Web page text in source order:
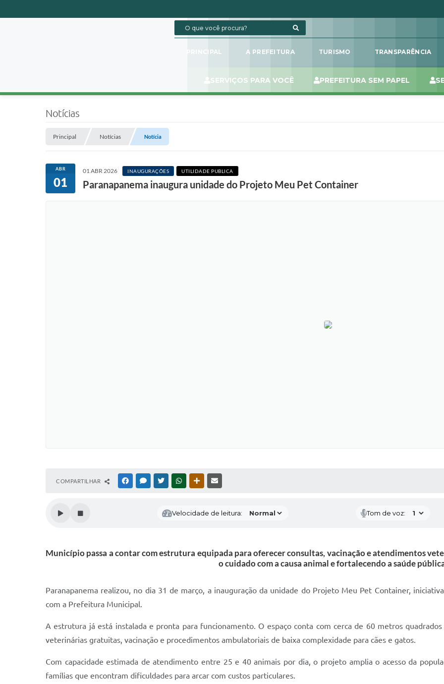
PRINCIPAL A PREFEITURA TURISMO TRANSPARÊNCIA
SERVIÇOS PARA VOCÊ PREFEITURA SEM PAPEL
Notícias
Principal Notícias Notícia
ABR
01
01 ABR 2026 INAUGURAÇÕES UTILIDADE PUBLICA
Paranapanema inaugura unidade do Projeto Meu Pet Container
COMPARTILHAR FACEBOOKMESSENGER
TWITTERWHATSAPPOUTRAS MÍDIAS
Velocidade de leitura: Tom de voz:
Município passa a contar com estrutura equipada para oferecer consultas, vacinação e atendimentos
o cuidado com a causa animal e fortalecendo a saúde
Paranapanema realizou, no dia 31 de março, a inauguração da unidade do Projeto Meu Pet Container,
com a Prefeitura Municipal.
A estrutura já está instalada e pronta para funcionamento. O espaço conta com cerca de 60 metros
veterinárias gratuitas, vacinação e procedimentos ambulatoriais de baixa complexidade para cães e gatos.
Com capacidade estimada de atendimento entre 25 e 40 animais por dia, o projeto amplia o acesso da
famílias que encontram dificuldades para arcar com custos particulares.